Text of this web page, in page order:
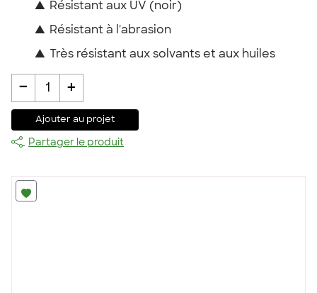
▲ Résistant aux UV (noir)
▲ Résistant à l'abrasion
▲ Très résistant aux solvants et aux huiles
- 1 +
Ajouter au projet
Partager le produit